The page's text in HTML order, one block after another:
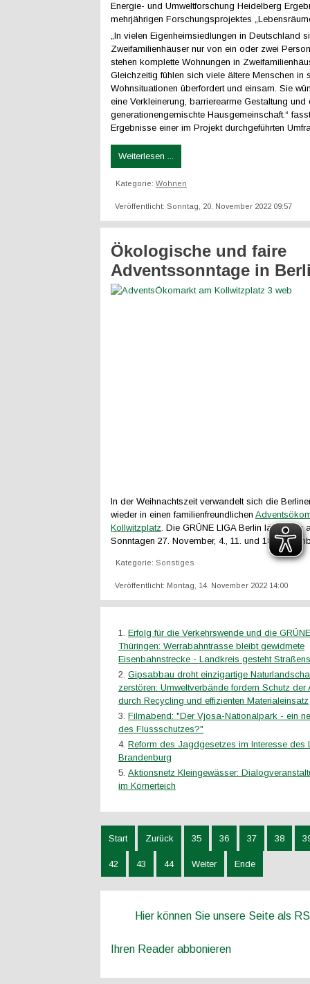
Energie- und Umweltforschung Heidelberg
mehrjährigen Forschungsprojektes
„In vielen Eigenheimsiedlungen in Deutschland
Zweifamilienhäuser nur von ein oder zwei
stehen komplette Wohnungen in
Gleichzeitig fühlen sich viele ältere Menschen in
Wohnsituationen überfordert und einsam. Sie
eine Verkleinerung, barrierearme Gestaltung und
generationengemischte Hausgemeinschaft.“
Ergebnisse einer im Projekt durchgeführten
Weiterlesen ...
Kategorie: Wohnen
Veröffentlicht: Sonntag, 20. November 2022 09:57
Ökologische und faire
Adventssonntage in
In der Weihnachtszeit verwandelt sich die
wieder in einen familienfreundlichen
Kollwitzplatz. Die GRÜNE LIGA Berlin lädt dazu
Sonntagen 27. November, 4., 11. und 18.
Kategorie: Sonstiges
Veröffentlicht: Montag, 14. November 2022 14:00
Erfolg für die Verkehrswende und die
Thüringen: Werrabahntrasse bleibt gewidmete
Eisenbahnstrecke - Landkreis gesteht
Gipsabbau droht einzigartige
zerstören: Umweltverbände fordern Schutz der
durch Recycling und effizienten Materialeinsatz
Filmabend: "Der Vjosa-Nationalpark - ein
des Flussschutzes?"
Reform des Jagdgesetzes im Interesse des
Brandenburg
Aktionsnetz Kleingewässer:
im Körnerteich
Start Zurück 35 36 37 38
42 43 44 Weiter Ende
Hier können Sie unsere Seite als
Ihren Reader abbonieren